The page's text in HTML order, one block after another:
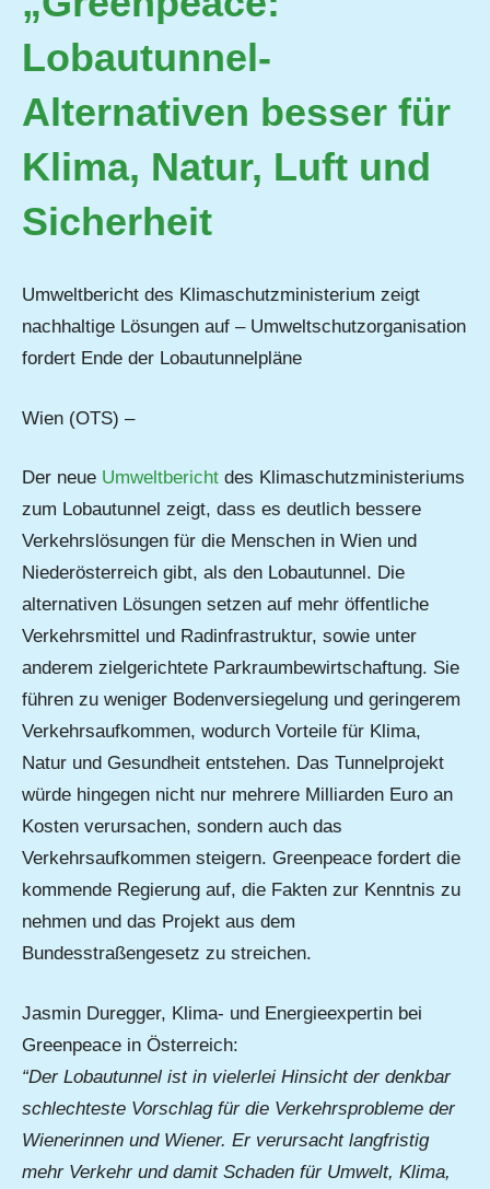
Lobautunnel-
Alternativen besser für
Klima, Natur, Luft und
Sicherheit
Umweltbericht des Klimaschutzministerium zeigt
nachhaltige Lösungen auf – Umweltschutzorganisation
fordert Ende der Lobautunnelpläne
Wien (OTS) –
Der neue Umweltbericht des Klimaschutzministeriums
zum Lobautunnel zeigt, dass es deutlich bessere
Verkehrslösungen für die Menschen in Wien und
Niederösterreich gibt, als den Lobautunnel. Die
alternativen Lösungen setzen auf mehr öffentliche
Verkehrsmittel und Radinfrastruktur, sowie unter
anderem zielgerichtete Parkraumbewirtschaftung. Sie
führen zu weniger Bodenversiegelung und geringerem
Verkehrsaufkommen, wodurch Vorteile für Klima,
Natur und Gesundheit entstehen. Das Tunnelprojekt
würde hingegen nicht nur mehrere Milliarden Euro an
Kosten verursachen, sondern auch das
Verkehrsaufkommen steigern. Greenpeace fordert die
kommende Regierung auf, die Fakten zur Kenntnis zu
nehmen und das Projekt aus dem
Bundesstraßengesetz zu streichen.
Jasmin Duregger, Klima- und Energieexpertin bei
Greenpeace in Österreich:
“Der Lobautunnel ist in vielerlei Hinsicht der denkbar
schlechteste Vorschlag für die Verkehrsprobleme der
Wienerinnen und Wiener. Er verursacht langfristig
mehr Verkehr und damit Schaden für Umwelt, Klima,